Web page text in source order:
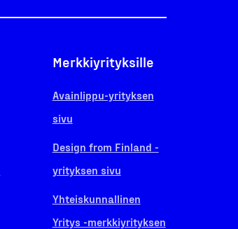
Merkkiyrityksille
Avainlippu-yrityksen
sivu
Design from Finland -
yrityksen sivu
Yhteiskunnallinen
Yritys -merkkiyrityksen